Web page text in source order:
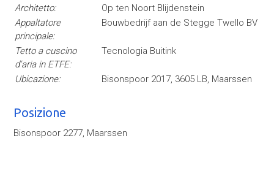
Architetto:
Op ten Noort Blijdenstein
Appaltatore
principale:
Bouwbedrijf aan de Stegge Twello BV
Tetto a cuscino
d'aria in ETFE:
Tecnologia Buitink
Ubicazione: Bisonspoor 2017, 3605 LB, Maarssen
Posizione
Bisonspoor 2277, Maarssen